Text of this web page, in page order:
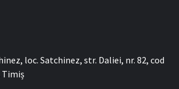
loc. Satchinez, str. Daliei, nr. 82, cod
Timiș